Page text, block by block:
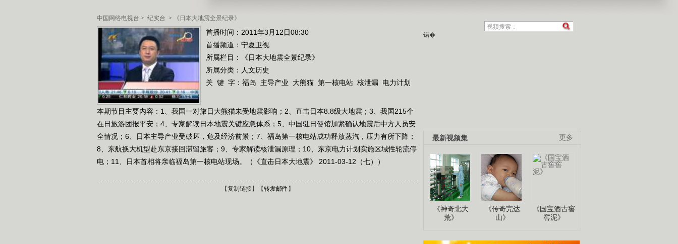
中国网络电视台 > 纪实台 > 《日本大地震全景纪录》
首播时间：2011年3月12日08:30
首播频道： 宁夏卫视
所属栏目：
《日本大地震全景纪录》
所属分类：人文历史
关 键 字： 福岛 主导产业 大熊猫 第一核电站 核泄漏 电力计划
本期节目主要内容：1、我国一对旅日大熊猫未受地震影响；2、直击日本8.8级大地震；3、我国215个
在日旅游团报平安；4、专家解读日本地震关键应急体系；5、中国驻日使馆加紧确认地震后中方人员安
全情况；6、日本主导产业受破坏，危及经济前景；7、福岛第一核电站成功释放蒸汽，压力有所下降；
8、东航换大机型赴东京接回滞留旅客；9、专家解读核泄漏原理；10、东京电力计划实施区域性轮流停
电；11、日本首相将亲临福岛第一核电站现场。（《直击日本大地震》 2011-03-12（七））
【复制链接】【转发邮件】
锘�
更多
最新视频集
《神奇北大
荒》
《传奇完达
山》
《国宝酒古窖
窖泥》